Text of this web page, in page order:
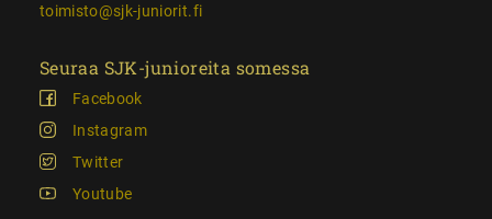
toimisto@sjk-juniorit.fi
Seuraa SJK-junioreita somessa
Facebook
Instagram
Twitter
Youtube